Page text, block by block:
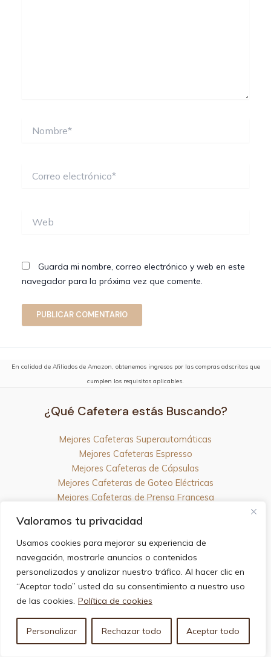
Valoramos tu privacidad
Usamos cookies para mejorar su experiencia de
navegación, mostrarle anuncios o contenidos
personalizados y analizar nuestro tráfico. Al hacer clic en
“Aceptar todo” usted da su consentimiento a nuestro uso
de las cookies. Política de cookies
Personalizar Rechazar todo Aceptar todo
electrónico*
Guarda mi nombre, correo electrónico y web en este
navegador para la próxima vez que comente.
En calidad de Afiliados de Amazon, obtenemos ingresos por las compras adscritas que
cumplen los requisitos aplicables.
¿Qué Cafetera estás Buscando?
Mejores Cafeteras Superautomáticas
Mejores Cafeteras Espresso
Mejores Cafeteras de Cápsulas
Mejores Cafeteras de Goteo Eléctricas
Mejores Cafeteras de Prensa Francesa